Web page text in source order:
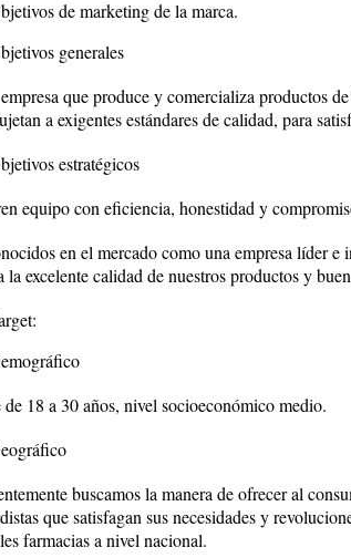
de marketing de la marca.
generales
que produce y comercializa productos
a exigentes estándares de calidad, para
estratégicos
equipo con eficiencia, honestidad y
en el mercado como una empresa líder
la excelente calidad de nuestros productos y
18 a 30 años, nivel socioeconómico medio.
buscamos la manera de ofrecer al
que satisfagan sus necesidades y
farmacias a nivel nacional.